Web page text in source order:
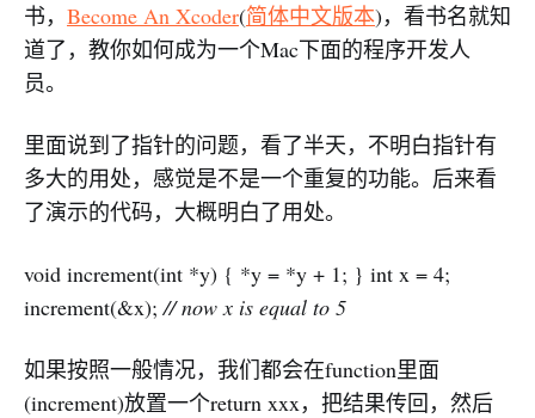
书， Become An Xcoder(简体中文版本)，看书名就知
道了，教你如何成为一个Mac下面的程序开发人
员。
里面说到了指针的问题，看了半天，不明白指针有
多大的用处，感觉是不是一个重复的功能。后来看
了演示的代码，大概明白了用处。
void increment(int *y) { *y = *y + 1; } int x = 4;
increment(&x);// now x is equal to 5
如果按照一般情况，我们都会在function里面
(increment)放置一个return xxx，把结果传回，然后